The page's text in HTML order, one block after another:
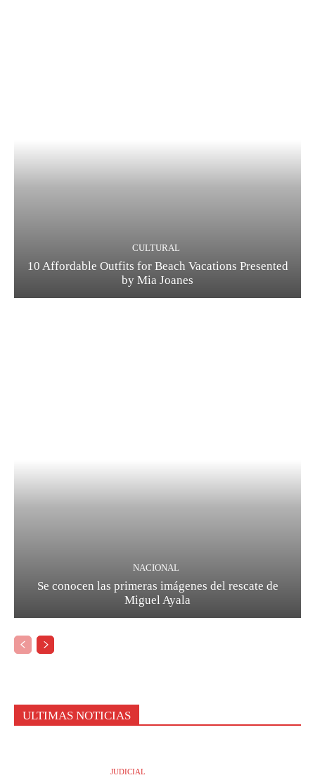
CULTURAL
10 Affordable Outfits for Beach Vacations Presented
by Mia Joanes
NACIONAL
Se conocen las primeras imágenes del rescate de
Miguel Ayala
ULTIMAS NOTICIAS
JUDICIAL